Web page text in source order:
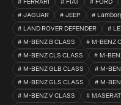
FERRARI
FIAT FORD
JAGUAR
JEEP
LAND ROVER DEFENDER
M-BENZ B CLASS
M-BENZ
M-BENZ CLS CLASS
M-
M-BENZ GLB CLASS
M-
M-BENZ GLS CLASS
M-
M-BENZ V CLASS